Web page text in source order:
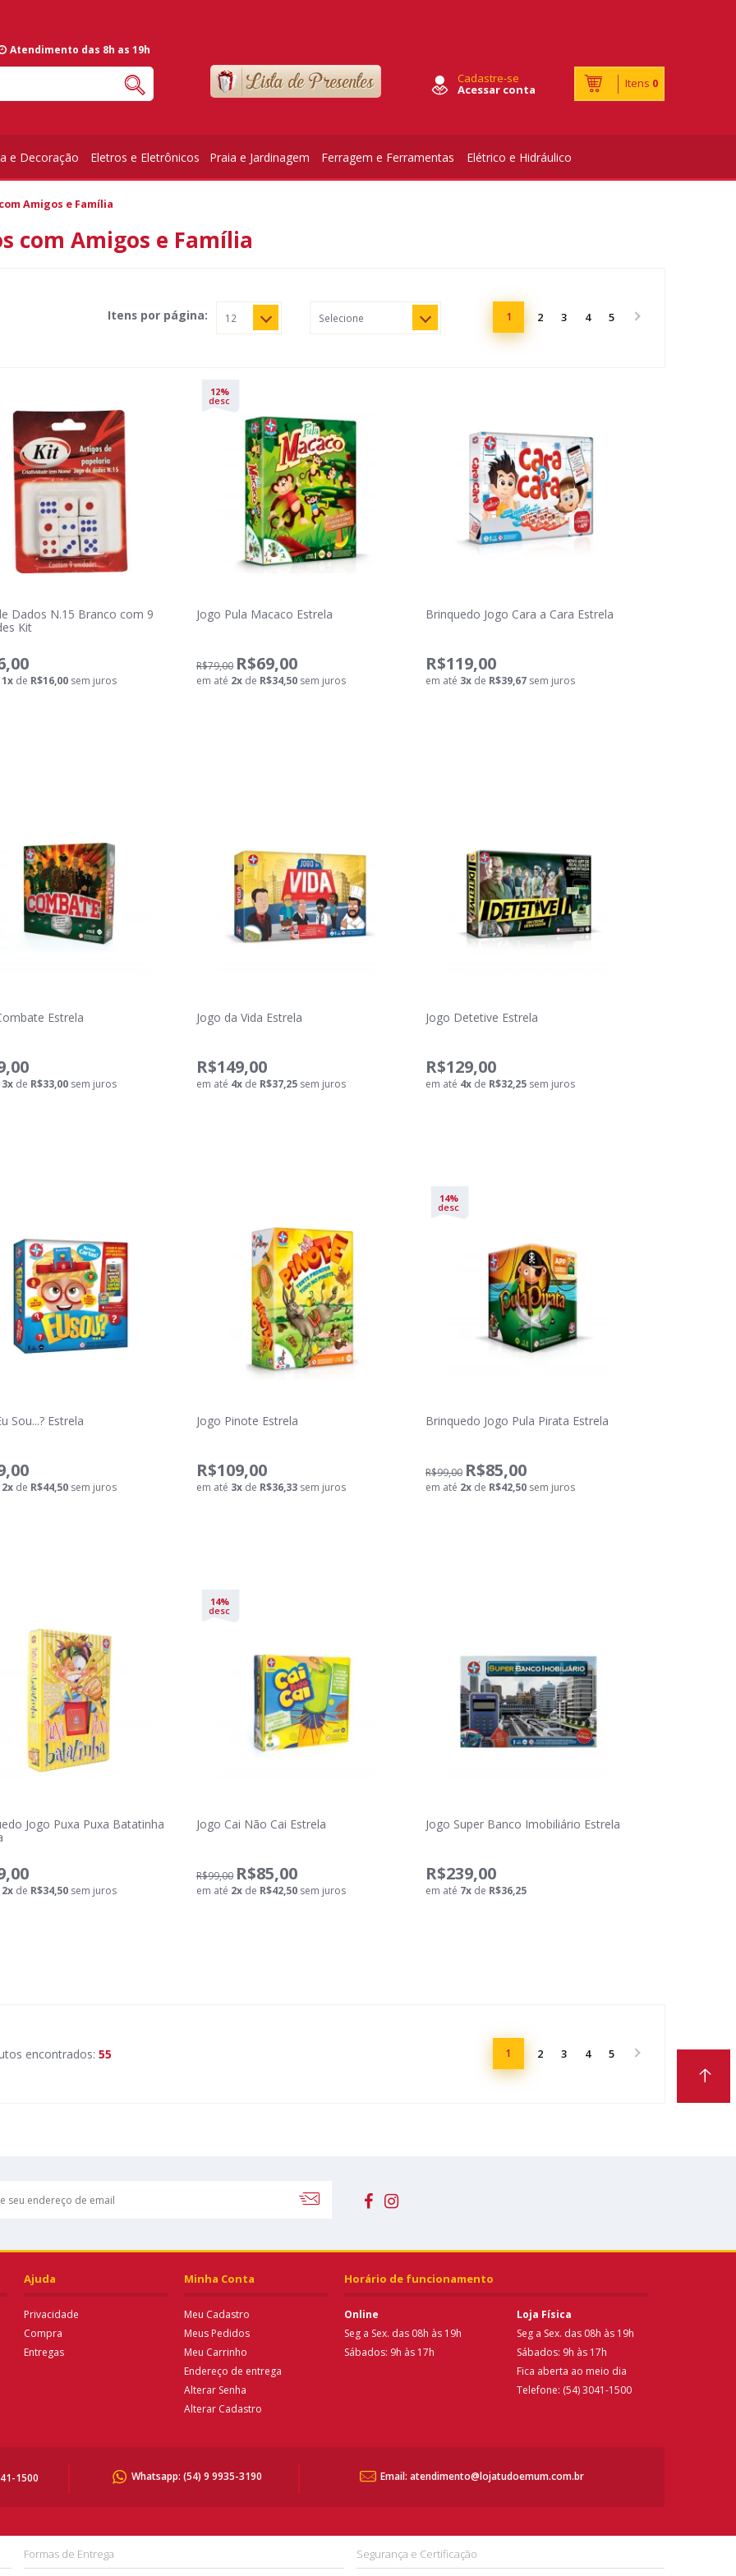
Atendimento das 8h as 19h
Cadastre-se
Acessar conta Itens 0
e Decoração Eletros e Eletrônicos Praia e Jardinagem Ferragem e Ferramentas Elétrico e Hidráulico
Amigos e Família
com Amigos e Família
Itens por página: 1 2 3 4 5
Dados N.15 Branco com 9
Kit
1x de R$16,00 sem juros
12%
desc
Jogo Pula Macaco Estrela
R$79,00 R$69,00
em até 2xde R$34,50sem juros
Brinquedo Jogo Cara a Cara Estrela
R$119,00
em até 3xde R$39,67sem juros
Estrela
3x de R$33,00 sem juros
Jogo da Vida Estrela
R$149,00
em até 4xde R$37,25sem juros
Jogo Detetive Estrela
R$129,00
em até 4xde R$32,25sem juros
Sou...? Estrela
2x de R$44,50 sem juros
Jogo Pinote Estrela
R$109,00
em até 3xde R$36,33sem juros
14%
desc
Brinquedo Jogo Pula Pirata Estrela
R$99,00 R$85,00
em até 2xde R$42,50sem juros
Jogo Puxa Puxa Batatinha
2x de R$34,50 sem juros
14%
desc
Jogo Cai Não Cai Estrela
R$99,00 R$85,00
em até 2xde R$42,50sem juros
Jogo Super Banco Imobiliário Estrela
R$239,00
em até 7xde R$36,25
encontrados: 55 1 2 3 4 5
Ajuda
Privacidade
Compra
Entregas
Minha Conta
Meu Cadastro
Meus Pedidos
Meu Carrinho
Endereço de entrega
Alterar Senha
Alterar Cadastro
Horário de funcionamento
Online
Seg a Sex. das 08h às 19h
Sábados: 9h às 17h
Loja Física
Seg a Sex. das 08h às 19h
Sábados: 9h às 17h
Fica aberta ao meio dia
Telefone: (54) 3041-1500
1500 Whatsapp: (54) 9 9935-3190 Email: atendimento@lojatudoemum.com.br
Formas de Entrega Segurança e Certificação